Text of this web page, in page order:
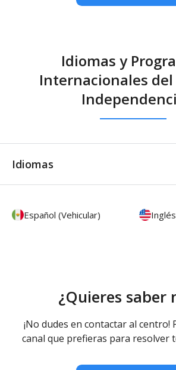
Idiomas y
Internacionales del
Idiomas
Español (Vehicular)
¿Quieres saber
¡No dudes en contactar al centro!
canal que prefieras para resolver